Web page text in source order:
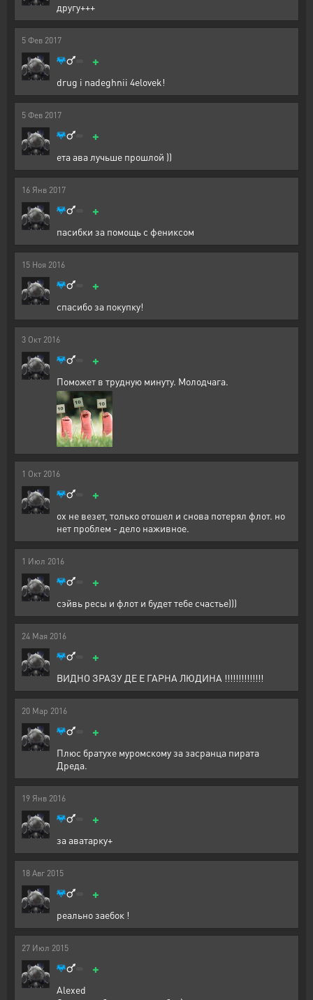
другу+++
5 Фев 2017
+
drug i nadeghnii 4elovek!
5 Фев 2017
+
ета ава лучьше прошлой ))
16 Янв 2017
+
пасибки за помощь с фениксом
15 Ноя 2016
+
спасибо за покупку!
3 Окт 2016
+
Поможет в трудную минуту. Молодчага.
1 Окт 2016
+
ох не везет, только отошел и снова потерял флот. но
нет проблем - дело наживное.
1 Июл 2016
+
сэйвь ресы и флот и будет тебе счастье)))
24 Мая 2016
+
ВИДНО ЗРАЗУ ДЕ Е ГАРНА ЛЮДИНА !!!!!!!!!!!!!!
20 Мар 2016
+
Плюс братухе муромскому за засранца пирата
Дреда.
19 Янв 2016
+
за аватарку+
18 Авг 2015
+
реально заебок !
27 Июл 2015
+
Alexed